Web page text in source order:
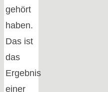
gehört
haben.
Das ist
das
Ergebnis
einer